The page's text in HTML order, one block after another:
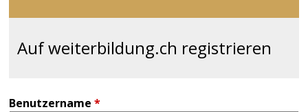
Auf weiterbildung.ch registrieren
Benutzername*